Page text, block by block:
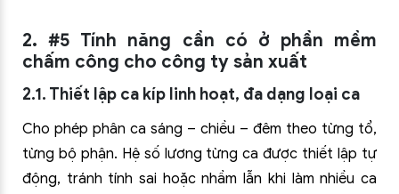
2. #5 Tính năng cần có ở phần mềm
chấm công cho công ty sản xuất
2.1. Thiết lập ca kíp linh hoạt, đa dạng loại ca
Cho phép phân ca sáng – chiều – đêm theo từng tổ,
từng bộ phận. Hệ số lương từng ca được thiết lập tự
động, tránh tính sai hoặc nhầm lẫn khi làm nhiều ca